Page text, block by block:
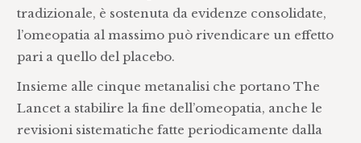
tradizionale, è sostenuta da evidenze consolidate,
l’omeopatia al massimo può rivendicare un effetto
pari a quello del placebo.
Insieme alle cinque metanalisi che portano The
Lancet a stabilire la fine dell’omeopatia, anche le
revisioni sistematiche fatte periodicamente dalla